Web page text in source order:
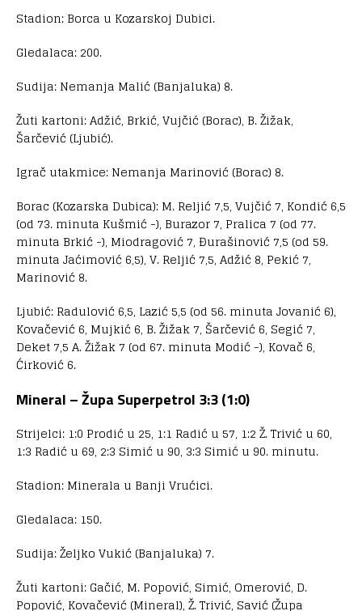
Stadion: Borca u Kozarskoj Dubici.
Gledalaca: 200.
Sudija: Nemanja Malić (Banjaluka) 8.
Žuti kartoni: Adžić, Brkić, Vujčić (Borac), B. Žižak,
Šarčević (Ljubić).
Igrač utakmice: Nemanja Marinović (Borac) 8.
Borac (Kozarska Dubica): M. Reljić 7,5, Vujčić 7, Kondić 6,5
(od 73. minuta Kušmić -), Burazor 7, Pralica 7 (od 77.
minuta Brkić -), Miodragović 7, Đurašinović 7,5 (od 59.
minuta Jaćimović 6,5), V. Reljić 7,5, Adžić 8, Pekić 7,
Marinović 8.
Ljubić: Radulović 6,5, Lazić 5,5 (od 56. minuta Jovanić 6),
Kovačević 6, Mujkić 6, B. Žižak 7, Šarčević 6, Segić 7,
Deket 7,5 A. Žižak 7 (od 67. minuta Modić -), Kovač 6,
Ćirković 6.
Mineral – Župa Superpetrol 3:3 (1:0)
Strijelci: 1:0 Prodić u 25, 1:1 Radić u 57, 1:2 Ž. Trivić u 60,
1:3 Radić u 69, 2:3 Simić u 90, 3:3 Simić u 90. minutu.
Stadion: Minerala u Banji Vrućici.
Gledalaca: 150.
Sudija: Željko Vukić (Banjaluka) 7.
Žuti kartoni: Gačić, M. Popović, Simić, Omerović, D.
Popović, Kovačević (Mineral), Ž. Trivić, Savić (Župa